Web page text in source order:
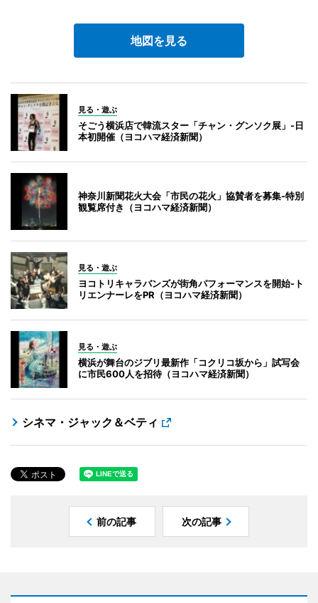
地図を見る
見る・遊ぶ
そごう横浜店で韓流スター「チャン・グンソク展」-日
本初開催（ヨコハマ経済新聞）
神奈川新聞花火大会「市民の花火」協賛者を募集-特別
観覧席付き（ヨコハマ経済新聞）
見る・遊ぶ
ヨコトリキャラバンズが街角パフォーマンスを開始-ト
リエンナーレをPR（ヨコハマ経済新聞）
見る・遊ぶ
横浜が舞台のジブリ最新作「コクリコ坂から」試写会
に市民600人を招待（ヨコハマ経済新聞）
シネマ・ジャック＆ベティ
前の記事 次の記事